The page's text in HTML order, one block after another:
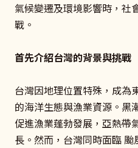
氣候變遷及環境影響時，社
戰。
首先介紹台灣的背景與挑戰
台灣因地理位置特殊，成為
的海洋生態與漁業資源。黑
促進漁業蓬勃發展，亞熱帶
長。然而，台灣同時面臨